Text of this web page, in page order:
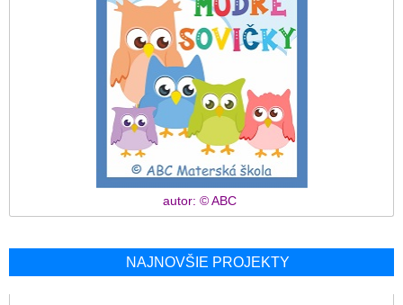
autor: © ABC
NAJNOVŠIE PROJEKTY